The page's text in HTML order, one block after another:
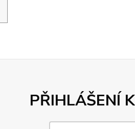
PŘIHLÁŠENÍ